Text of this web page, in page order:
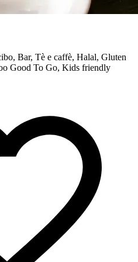
Bar, Tè e caffè, Halal, Gluten
Good To Go, Kids friendly